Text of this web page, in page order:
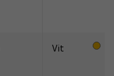
Vit